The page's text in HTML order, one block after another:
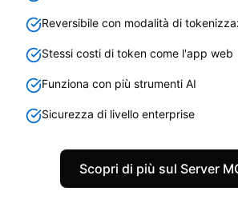
Reversibile con modalità di
Stessi costi di token come l'app web
Funziona con più strumenti AI
Sicurezza di livello enterprise
Scopri di più sul Server